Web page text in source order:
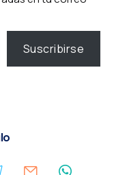
Suscribirse